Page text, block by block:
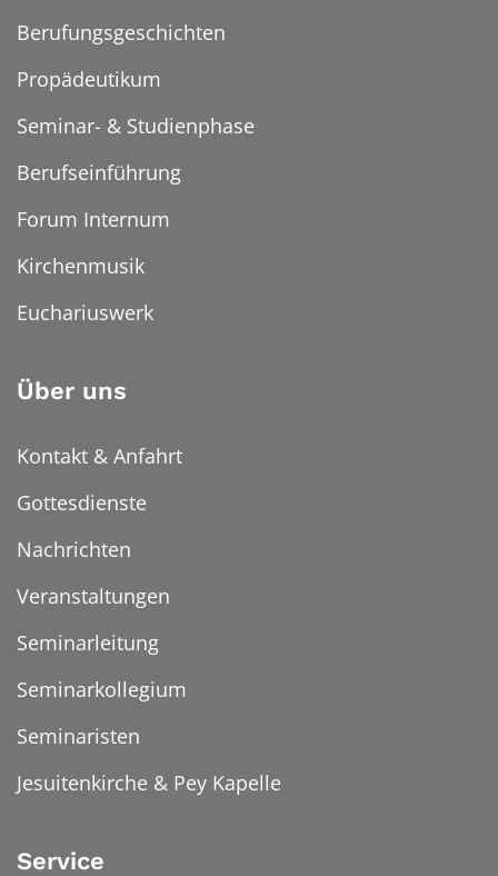
Berufungsgeschichten
Propädeutikum
Seminar- & Studienphase
Berufseinführung
Forum Internum
Kirchenmusik
Euchariuswerk
Über uns
Kontakt & Anfahrt
Gottesdienste
Nachrichten
Veranstaltungen
Seminarleitung
Seminarkollegium
Seminaristen
Jesuitenkirche & Pey Kapelle
Service